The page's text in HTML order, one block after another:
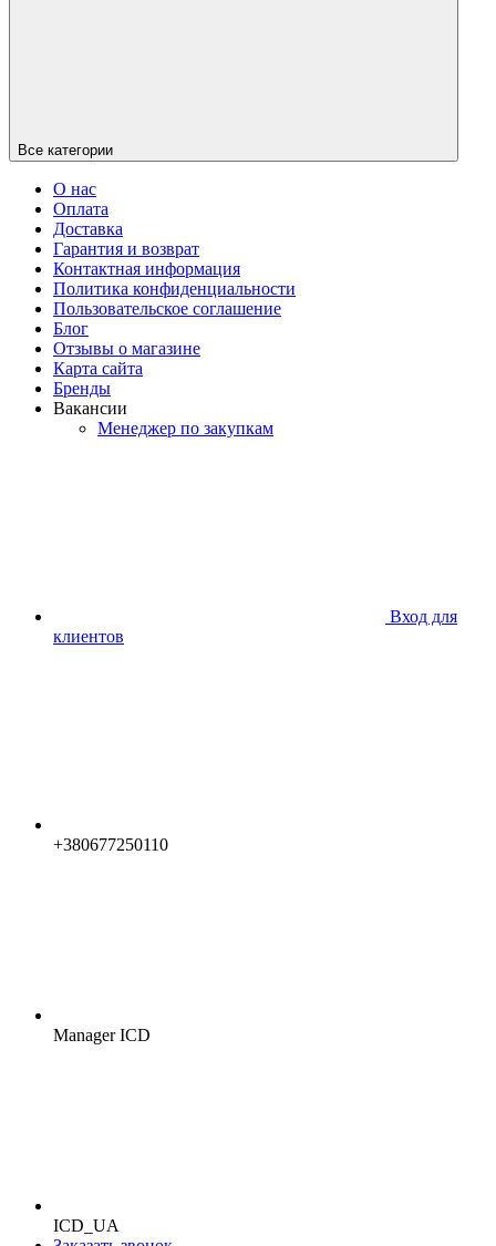
Все категории
О нас
Оплата
Доставка
Гарантия и возврат
Контактная информация
Политика конфиденциальности
Пользовательское соглашение
Блог
Отзывы о магазине
Карта сайта
Бренды
Вакансии
Менеджер по закупкам
Вход для
клиентов
+380677250110
Manager ICD
ICD_UA